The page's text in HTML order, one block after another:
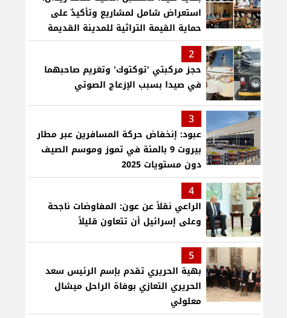
استعراض شامل لمشاريع وتأكيدٌ على
حماية القيمة التراثية للمدينة القديمة
2
حجز مركبتي 'توكتوك' وتغريم صاحبهما
في صيدا بسبب الإزعاج الصوتي
3
عبود: إنخفاض حركة المسافرين عبر مطار
بيروت 9 بالمئة في تموز وموسم الصيف
دون مستويات 2025
4
الراعي نقلاً عن عون: المفاوضات ناجحة
وعلى إسرائيل أن تتعاون قليلاً
5
بهية الحريري تقدم بإسم الرئيس سعد
الحريري التعازي بوفاة الراحل ميشال
معلولي